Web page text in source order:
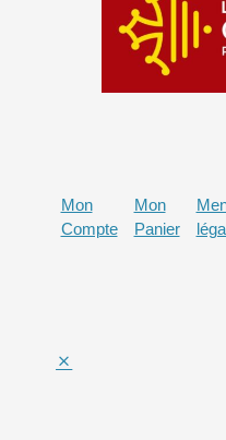
Mon
Compte
Mon
Panier